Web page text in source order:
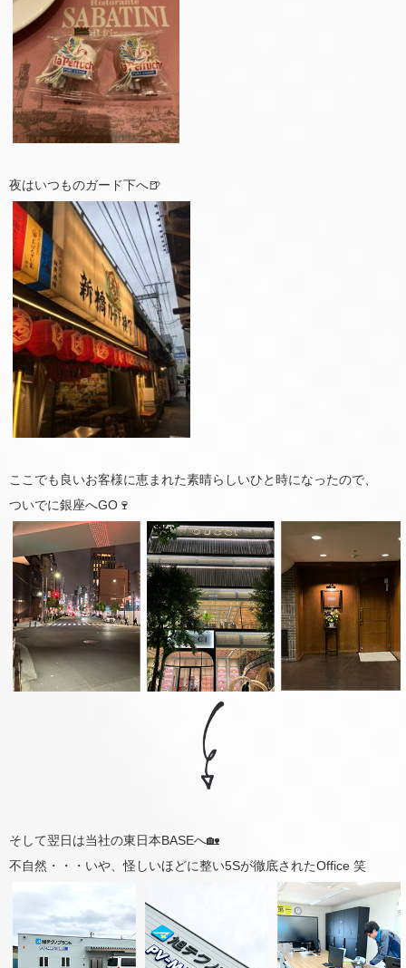
夜はいつものガード下へ🍺
ここでも良いお客様に恵まれた素晴らしいひと時になったので、
ついでに銀座へGO🍷
そして翌日は当社の東日本BASEへ🏡
不自然・・・いや、怪しいほどに整い5Sが徹底されたOffice 笑